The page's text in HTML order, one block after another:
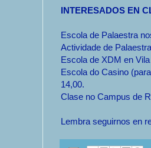
INTERESADOS EN
Escola de Palaestra
Actividade de
Escola de XDM en
Escola do Casino
14,00.
Clase no Campus de
Lembra seguirnos en